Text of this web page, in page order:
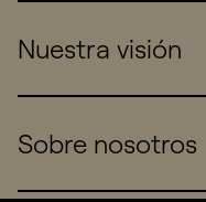
Consumers
Startups
Nuestra visión
Work
Sobre nosotros